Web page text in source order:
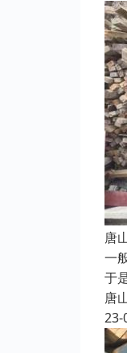
唐
一
于
唐
23-